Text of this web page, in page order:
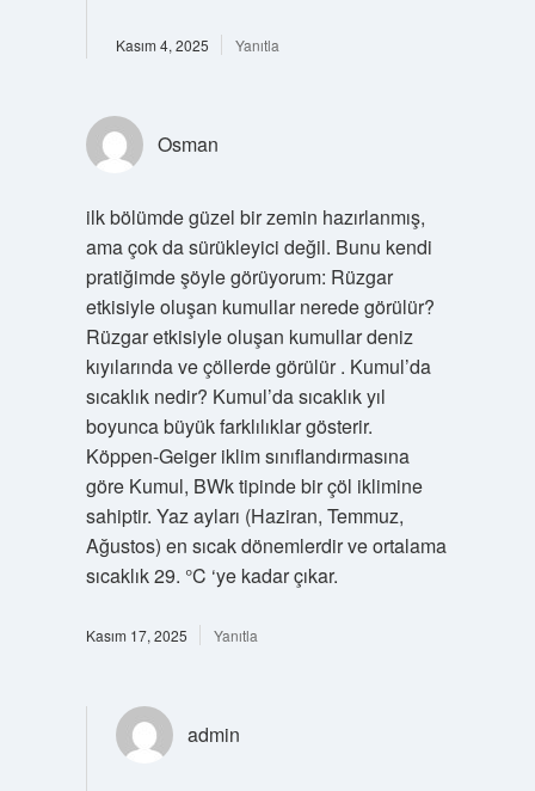
Kasım 4, 2025 Yanıtla
Osman
ilk bölümde güzel bir zemin hazırlanmış,
ama çok da sürükleyici değil. Bunu kendi
pratiğimde şöyle görüyorum: Rüzgar
etkisiyle oluşan kumullar nerede görülür?
Rüzgar etkisiyle oluşan kumullar deniz
kıyılarında ve çöllerde görülür . Kumul’da
sıcaklık nedir? Kumul’da sıcaklık yıl
boyunca büyük farklılıklar gösterir.
Köppen-Geiger iklim sınıflandırmasına
göre Kumul, BWk tipinde bir çöl iklimine
sahiptir. Yaz ayları (Haziran, Temmuz,
Ağustos) en sıcak dönemlerdir ve ortalama
sıcaklık 29. °C ‘ye kadar çıkar.
Kasım 17, 2025 Yanıtla
admin